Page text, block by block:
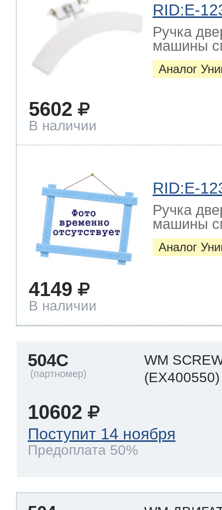
RID:E-
Ручка
машины
Аналог
5602
В наличии
RID:E-
Ручка
машины
Аналог
4149
В наличии
504C
WM
(EX400550)
10602
Поступит 14 ноября
Предоплата 50%